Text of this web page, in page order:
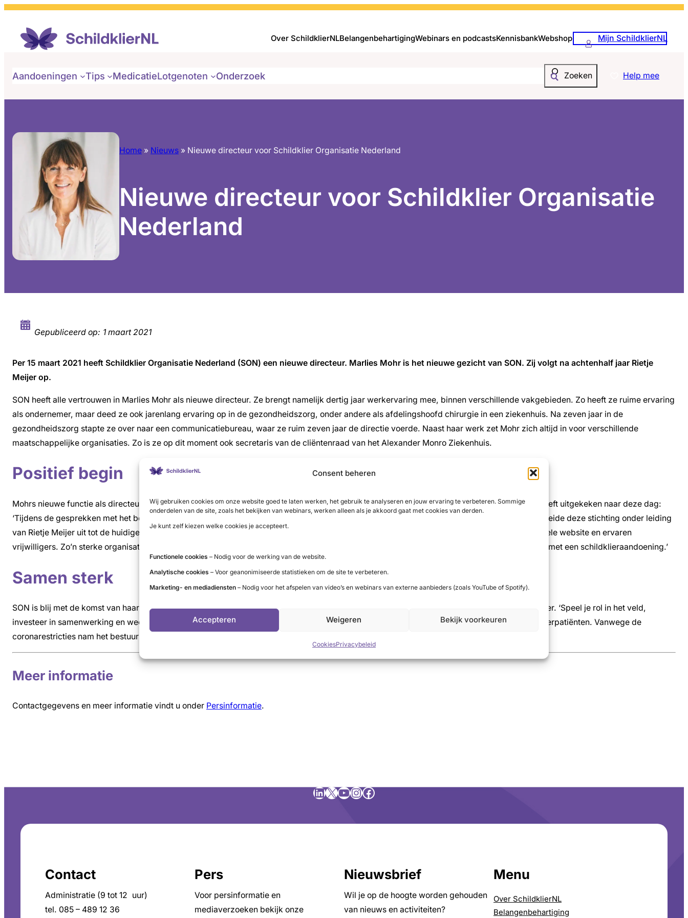
Consent beheren
Wij gebruiken cookies om onze website goed te laten werken, het gebruik te analyseren en jouw ervaring te verbeteren. Sommige
onderdelen van de site, zoals het bekijken van webinars, werken alleen als je akkoord gaat met cookies van derden.
Je kunt zelf kiezen welke cookies je accepteert.
Functionele cookies – Nodig voor de werking van de website.
Analytische cookies – Voor geanonimiseerde statistieken om de site te verbeteren.
Marketing- en mediadiensten – Nodig voor het afspelen van video’s en webinars van externe aanbieders (zoals YouTube of Spotify).
Accepteren Weigeren Bekijk voorkeuren
CookiesPrivacybeleid
Over SchildklierNLBelangenbehartigingWebinars en podcastsKennisbankWebshop Mijn SchildklierNL
Aandoeningen Tips MedicatieLotgenoten Onderzoek
Zoeken
Help mee
Home » Nieuws » Nieuwe directeur voor Schildklier Organisatie Nederland
Nieuwe directeur voor Schildklier Organisatie
Nederland
Gepubliceerd op: 1 maart 2021
Per 15 maart 2021 heeft Schildklier Organisatie Nederland (SON) een nieuwe directeur. Marlies Mohr is het nieuwe gezicht van SON. Zij volgt na achtenhalf jaar Rietje
Meijer op.
SON heeft alle vertrouwen in Marlies Mohr als nieuwe directeur. Ze brengt namelijk dertig jaar werkervaring mee, binnen verschillende vakgebieden. Zo heeft ze ruime ervaring
als ondernemer, maar deed ze ook jarenlang ervaring op in de gezondheidszorg, onder andere als afdelingshoofd chirurgie in een ziekenhuis. Na zeven jaar in de
gezondheidszorg stapte ze over naar een communicatiebureau, waar ze ruim zeven jaar de directie voerde. Naast haar werk zet Mohr zich altijd in voor verschillende
maatschappelijke organisaties. Zo is ze op dit moment ook secretaris van de cliëntenraad van het Alexander Monro Ziekenhuis.
Positief begin
Mohrs nieuwe functie als directeur van SON brengt haar ruime ervaring én interesse bij elkaar. Dat is een van de redenen waarom zij enorm heeft uitgekeken naar deze dag:
‘Tijdens de gesprekken met het bestuur, toekomstige collega’s en vrijwilligers werd ik steeds enthousiaster over SON. Achtenhalf jaar lang groeide deze stichting onder leiding
van Rietje Meijer uit tot de huidige professionele patiëntenorganisatie. Ik zie een grote betrokkenheid van al haar stakeholders, een professionele website en ervaren
vrijwilligers. Zo’n sterke organisatie is een positief begin voor mij als nieuwe directeur. Ik wil mij dan ook vol energie inzetten voor alle mensen met een schildklieraandoening.’
Samen sterk
SON is blij met de komst van haar nieuwe directeur, maar ook dankbaar voor de jarenlange professionele en enthousiaste inzet van Rietje Meijer. ‘Speel je rol in het veld,
investeer in samenwerking en wees zichtbaar’, was haar motto. Daarmee zette ze SON stevig in het veld als belangenbehartiger voor schildklierpatiënten. Vanwege de
coronarestricties nam het bestuur onlangs samen met een aantal medewerkers en vrijwilligers online afscheid van oud-directeur Meijer.
Meer informatie
Contactgegevens en meer informatie vindt u onder Persinformatie.
LinkedIn
X YouTube
Instagram
Facebook
Contact
Administratie (9 tot 12 uur)
tel. 085 – 489 12 36
Pers
Voor persinformatie en
mediaverzoeken bekijk onze
Nieuwsbrief
Wil je op de hoogte worden gehouden
van nieuws en activiteiten?
Menu
Over SchildklierNL
Belangenbehartiging